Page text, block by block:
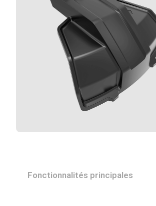
Fonctionnalités principales